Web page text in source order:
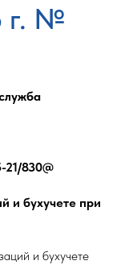
г. №
830@
и бухучете при
и бухучете